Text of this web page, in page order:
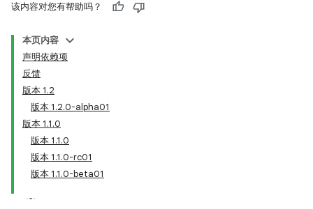
该内容对您有帮助吗？
本页内容
声明依赖项
反馈
版本 1.2
版本 1.2.0-alpha01
版本 1.1.0
版本 1.1.0
版本 1.1.0-rc01
版本 1.1.0-beta01